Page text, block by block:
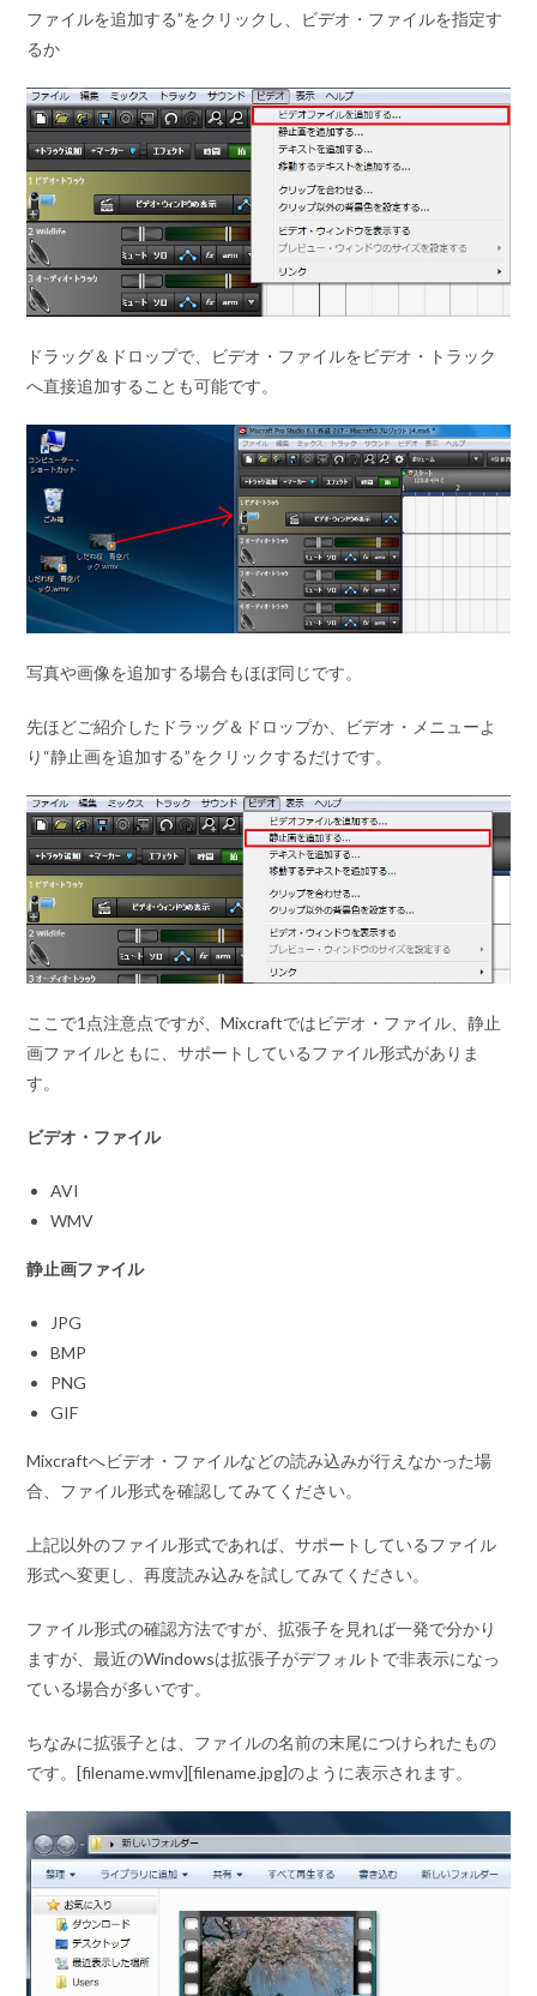
ファイルを追加する”をクリックし、ビデオ・ファイルを指定す
るか
ドラッグ＆ドロップで、ビデオ・ファイルをビデオ・トラック
へ直接追加することも可能です。
写真や画像を追加する場合もほぼ同じです。
先ほどご紹介したドラッグ＆ドロップか、ビデオ・メニューよ
り “静止画を追加する”をクリックするだけです。
ここで1点注意点ですが、Mixcraftではビデオ・ファイル、静止
画ファイルともに、サポートしているファイル形式がありま
す。
ビデオ・ファイル
AVI
WMV
静止画ファイル
JPG
BMP
PNG
GIF
Mixcraftへビデオ・ファイルなどの読み込みが行えなかった場
合、ファイル形式を確認してみてください。
上記以外のファイル形式であれば、サポートしているファイル
形式へ変更し、再度読み込みを試してみてください。
ファイル形式の確認方法ですが、拡張子を見れば一発で分かり
ますが、最近のWindowsは拡張子がデフォルトで非表示になっ
ている場合が多いです。
ちなみに拡張子とは、ファイルの名前の末尾につけられたもの
です。[filename.wmv][filename.jpg]のように表示されます。